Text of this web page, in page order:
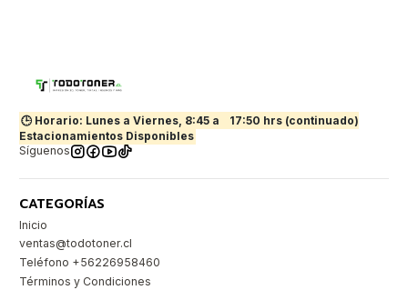
🕒 Horario: Lunes a Viernes, 8:45 a
17:50 hrs (continuado)
Estacionamientos Disponibles
Síguenos
CATEGORÍAS
Inicio
ventas@todotoner.cl
Teléfono +56226958460
Términos y Condiciones